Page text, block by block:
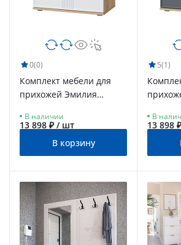
0(0)
Комплект мебели для
прихожей Эмилия
золотой/меренга
В наличии
13 898 ₽ / шт
В корзину
5(1)
В
13 898